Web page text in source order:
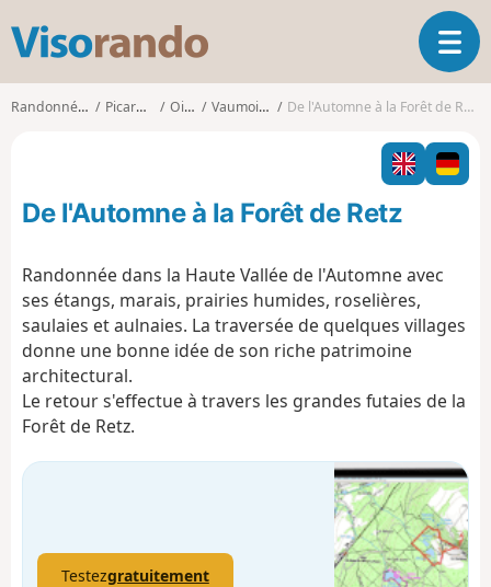
s
o
o
O
u
i
r
l
g
Randonnées Picardie Oise Vaumoise De l'Automne à la Forêt de Retz
De l'Automne à la Forêt de Retz
Randonnée dans la Haute Vallée de l'Automne avec
ses étangs, marais, prairies humides, roselières,
saulaies et aulnaies. La traversée de quelques villages
donne une bonne idée de son riche patrimoine
architectural.
Le retour s'effectue à travers les grandes futaies de la
Forêt de Retz.
Testezgratuitement